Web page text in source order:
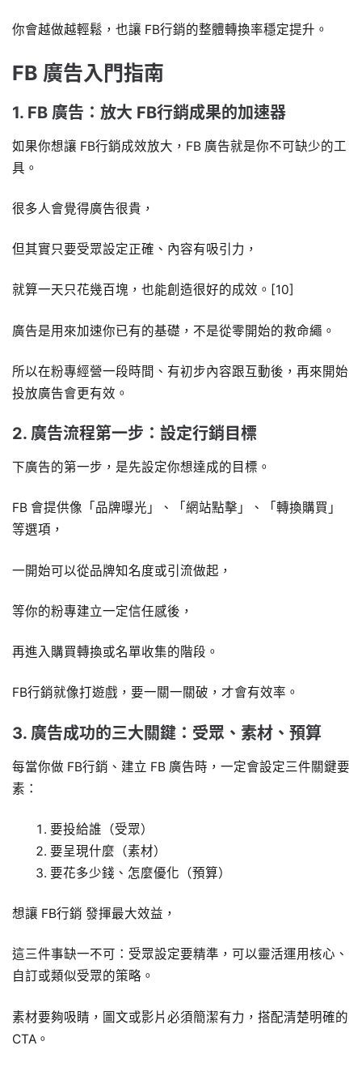
你會越做越輕鬆，也讓 FB行銷的整體轉換率穩定提升。
FB 廣告入門指南
1. FB 廣告：放大 FB行銷成果的加速器
如果你想讓 FB行銷成效放大，FB 廣告就是你不可缺少的工
具。
很多人會覺得廣告很貴，
但其實只要受眾設定正確、內容有吸引力，
就算一天只花幾百塊，也能創造很好的成效。[10]
廣告是用來加速你已有的基礎，不是從零開始的救命繩。
所以在粉專經營一段時間、有初步內容跟互動後，再來開始
投放廣告會更有效。
2. 廣告流程第一步：設定行銷目標
下廣告的第一步，是先設定你想達成的目標。
FB 會提供像「品牌曝光」、「網站點擊」、「轉換購買」
等選項，
一開始可以從品牌知名度或引流做起，
等你的粉專建立一定信任感後，
再進入購買轉換或名單收集的階段。
FB行銷就像打遊戲，要一關一關破，才會有效率。
3. 廣告成功的三大關鍵：受眾、素材、預算
每當你做 FB行銷、建立 FB 廣告時，一定會設定三件關鍵要
素：
要投給誰（受眾）
要呈現什麼（素材）
要花多少錢、怎麼優化（預算）
想讓 FB行銷 發揮最大效益，
這三件事缺一不可：受眾設定要精準，可以靈活運用核心、
自訂或類似受眾的策略。
素材要夠吸睛，圖文或影片必須簡潔有力，搭配清楚明確的
CTA。